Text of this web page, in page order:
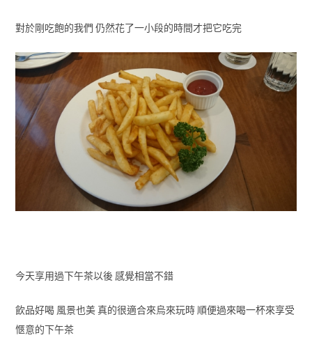
對於剛吃飽的我們 仍然花了一小段的時間才把它吃完
今天享用過下午茶以後 感覺相當不錯
飲品好喝 風景也美 真的很適合來烏來玩時 順便過來喝一杯來享受
愜意的下午茶